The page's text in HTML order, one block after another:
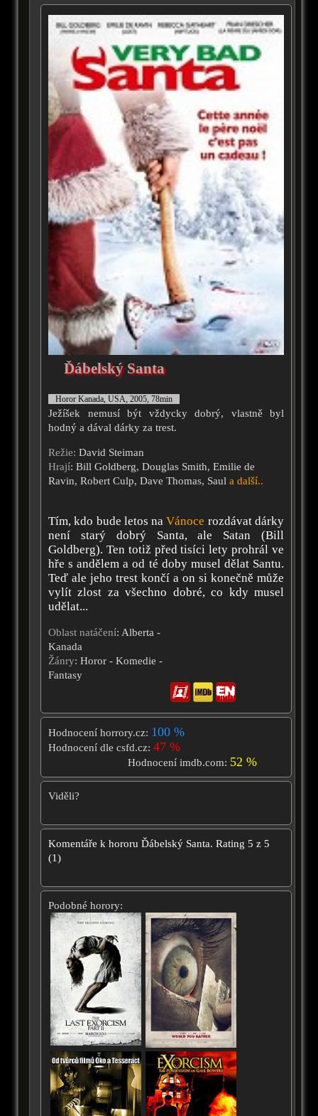
Ďábelský Santa
Horor Kanada, USA, 2005, 78min
Ježíšek nemusí být vždycky dobrý, vlastně byl
hodný a dával dárky za trest.
Režie: David Steiman
Hrají: Bill Goldberg, Douglas Smith, Emilie de
Ravin, Robert Culp, Dave Thomas, Saul a další..
Tím, kdo bude letos naVánoce rozdávat dárky
není starý dobrý Santa, ale Satan (Bill
Goldberg). Ten totiž před tisíci lety prohrál ve
hře s andělem a od té doby musel dělat Santu.
Teď ale jeho trest končí a on si konečně může
vylít zlost za všechno dobré, co kdy musel
udělat...
Oblast natáčení: Alberta -
Kanada
Žánry: Horor - Komedie -
Fantasy
Hodnocení horrory.cz: 100 %
Hodnocení dle csfd.cz: 47 %
Hodnocení imdb.com: 52 %
Viděli?
Komentáře k hororu Ďábelský Santa. Rating 5 z 5
(1)
Podobné horory: